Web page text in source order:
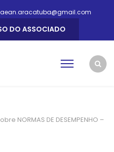
aean.aracatuba@gmail.com
DO ASSOCIADO
NORMAS DE DESEMPENHO –